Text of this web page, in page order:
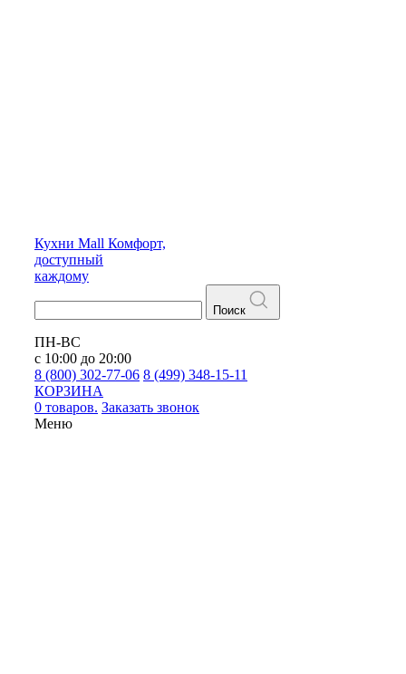
Кухни Mall Комфорт,
доступный
каждому
Поиск
ПН-ВС
с 10:00 до 20:00
8 (800) 302-77-06 8 (499) 348-15-11
КОРЗИНА
0 товаров. Заказать звонок
Меню